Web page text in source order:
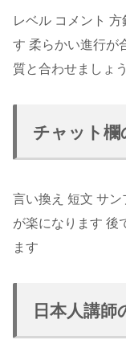
レベル コメント
す 柔らかい進行が
質と合わせましょう
チャット欄
言い換え 短文 サ
が楽になります 後
ます
日本人講師